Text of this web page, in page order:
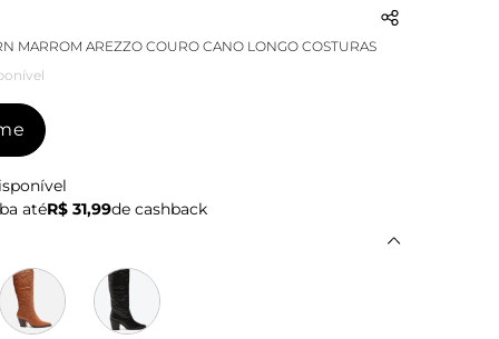
MARROM AREZZO COURO CANO LONGO COSTURAS
atéR$ 31,99de cashback